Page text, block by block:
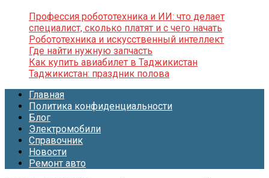
Профессия робототехника и ИИ: что делает
специалист, сколько платят и с чего начать
Робототехника и искусственный интеллект
Где найти нужную запчасть
Как купить авиабилет в Таджикистан
Таджикистан: праздник полова
Главная
Политика конфиденциальности
Блог
Электромобили
Справочник
Новости
Ремонт авто